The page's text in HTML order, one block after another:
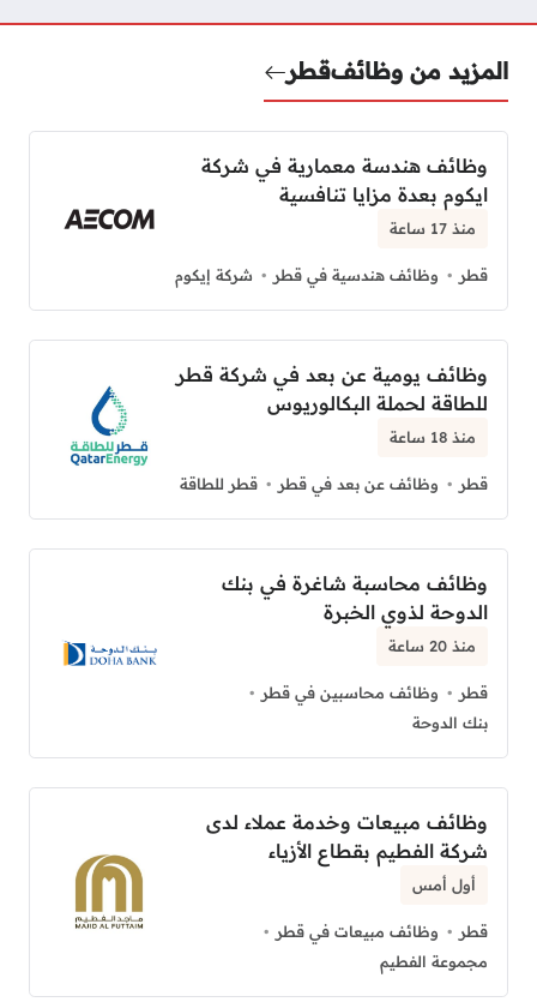
المزيد من وظائفقطر
وظائف هندسة معمارية في شركة
ايكوم بعدة مزايا تنافسية
منذ 17 ساعة
قطر وظائف هندسية في قطر شركة إيكوم
وظائف يومية عن بعد في شركة قطر
للطاقة لحملة البكالوريوس
منذ 18 ساعة
قطر وظائف عن بعد في قطر قطر للطاقة
وظائف محاسبة شاغرة في بنك
الدوحة لذوي الخبرة
منذ 20 ساعة
قطر
وظائف محاسبين في قطر
بنك الدوحة
وظائف مبيعات وخدمة عملاء لدى
شركة الفطيم بقطاع الأزياء
أول أمس
قطر
وظائف مبيعات في قطر
مجموعة الفطيم